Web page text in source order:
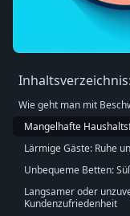
Inhaltsverzeichnis:
Wie geht man mit
Mangelhafte
Lärmige Gäste: Ruhe
Unbequeme Betten:
Langsamer oder
Kundenzufriedenheit